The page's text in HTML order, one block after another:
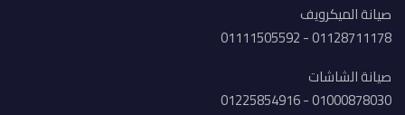
صيانة الميكرويف
01128711178 - 01111505592
صيانة الشاشات
01000878030 - 01225854916